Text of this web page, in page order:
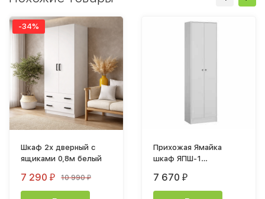
-34%
Шкаф 2х дверный с
ящиками 0,8м белый
7 290 ₽ 10 990₽
Прихожая Ямайка
шкаф ЯПШ-1
белый структура
древесные поры
7 670 ₽